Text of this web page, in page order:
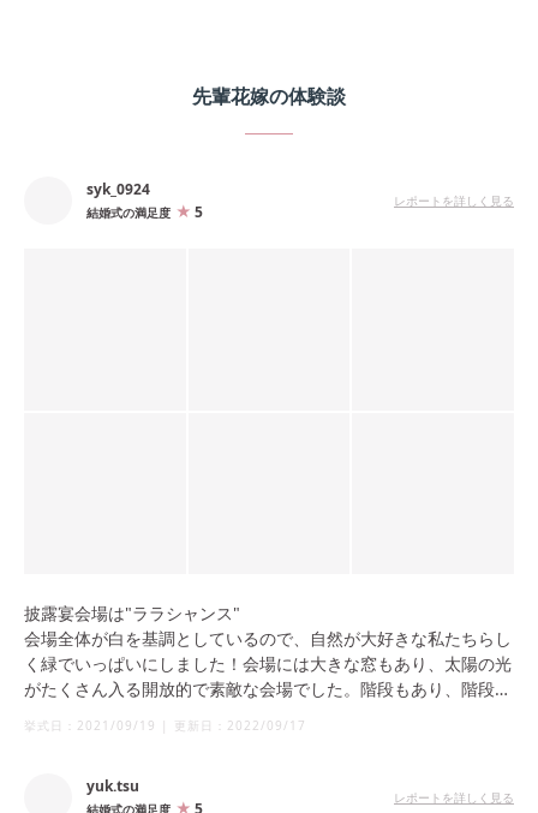
先輩花嫁の体験談
syk_0924
結婚式の満足度 5
レポートを詳しく見る
披露宴会場は"ララシャンス"
会場全体が白を基調としているので、自然が大好きな私たちらし
く緑でいっぱいにしました！会場には大きな窓もあり、太陽の光
がたくさん入る開放的で素敵な会場でした。階段もあり、階段入
挙式日： 2021/09/19 | 更新日： 2022/09/17
yuk.tsu
結婚式の満足度 5
レポートを詳しく見る